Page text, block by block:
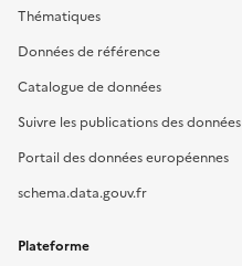
Thématiques
Données de référence
Catalogue de données
Suivre les publications des données
Portail des données européennes
schema.data.gouv.fr
Plateforme